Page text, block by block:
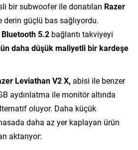
bir subwoofer ile donatılan Razer
derin güçlü bas sağlıyordu.
Bluetooth 5.2 bağlantı takviyeyi
daha düşük maliyetli bir kardeşe
Leviathan V2 X, abisi ile benzer
aydınlatma ile monitör altında
oluyor. Daha küçük
daha az yer kaplayan ürün
aktarıyor: